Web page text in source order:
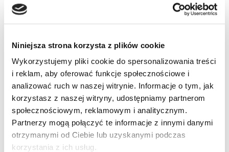
Niniejsza strona korzysta z plików cookie
Wykorzystujemy pliki cookie do spersonalizowania treści
i reklam, aby oferować funkcje społecznościowe i
analizować ruch w naszej witrynie. Informacje o tym, jak
korzystasz z naszej witryny, udostępniamy partnerom
społecznościowym, reklamowym i analitycznym.
Partnerzy mogą połączyć te informacje z innymi danymi
otrzymanymi od Ciebie lub uzyskanymi podczas
korzystania z ich usług.
obok...potrzebuje Państwa pomocy , żeby móc
normalnie żyć. Dziękujemy za okazaną pomoc...